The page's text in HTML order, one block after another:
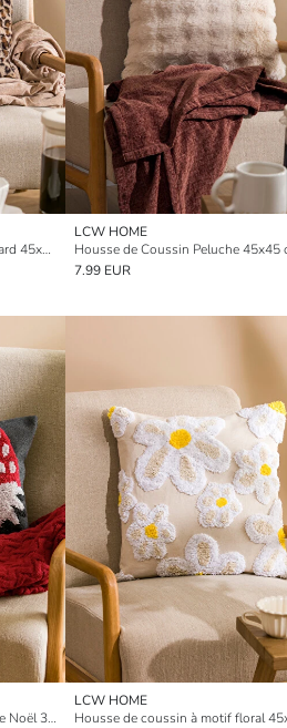
Housse de Coussin Imprimé Léopard 45x45 cm
LCW HOME
Housse de Coussin Peluche 45x45
7.99 EUR
Housse de Coussin Thématique de Noël 35x50 cm
LCW HOME
Housse de coussin à motif floral